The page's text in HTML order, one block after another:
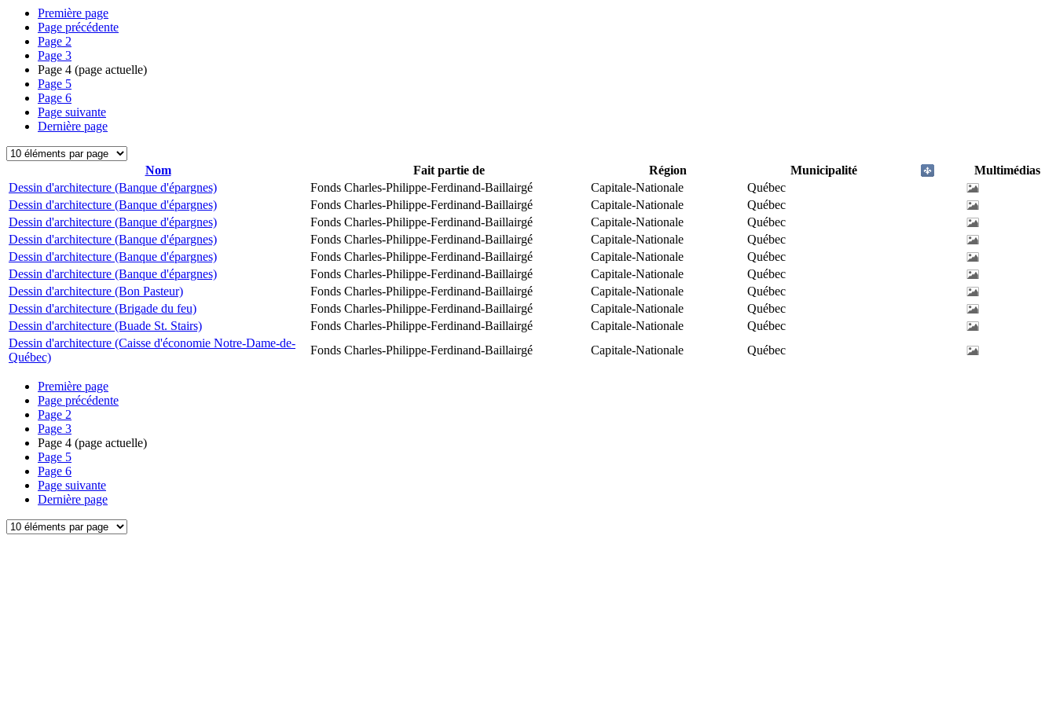
Première page
Page précédente
Page 2
Page 3
Page 4 (page actuelle)
Page 5
Page 6
Page suivante
Dernière page
Nom Fait partie de Région Municipalité
Multimédias
Dessin d'architecture (Banque d'épargnes)
Fonds Charles-Philippe-Ferdinand-Baillairgé Capitale-Nationale
Québec
Dessin d'architecture (Banque d'épargnes)
Fonds Charles-Philippe-Ferdinand-Baillairgé Capitale-Nationale
Québec
Dessin d'architecture (Banque d'épargnes)
Fonds Charles-Philippe-Ferdinand-Baillairgé Capitale-Nationale
Québec
Dessin d'architecture (Banque d'épargnes)
Fonds Charles-Philippe-Ferdinand-Baillairgé Capitale-Nationale
Québec
Dessin d'architecture (Banque d'épargnes)
Fonds Charles-Philippe-Ferdinand-Baillairgé Capitale-Nationale
Québec
Dessin d'architecture (Banque d'épargnes)
Fonds Charles-Philippe-Ferdinand-Baillairgé Capitale-Nationale
Québec
Dessin d'architecture (Bon Pasteur)
Fonds Charles-Philippe-Ferdinand-Baillairgé Capitale-Nationale
Québec
Dessin d'architecture (Brigade du feu)
Fonds Charles-Philippe-Ferdinand-Baillairgé Capitale-Nationale
Québec
Dessin d'architecture (Buade St. Stairs)
Fonds Charles-Philippe-Ferdinand-Baillairgé Capitale-Nationale
Québec
Dessin d'architecture (Caisse d'économie Notre-Dame-de-
Québec)
Fonds Charles-Philippe-Ferdinand-Baillairgé Capitale-Nationale Québec
Première page
Page précédente
Page 2
Page 3
Page 4 (page actuelle)
Page 5
Page 6
Page suivante
Dernière page